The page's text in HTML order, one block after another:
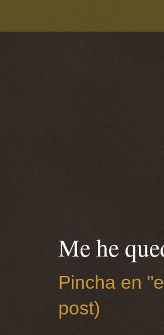
Me he
Pincha en
post)